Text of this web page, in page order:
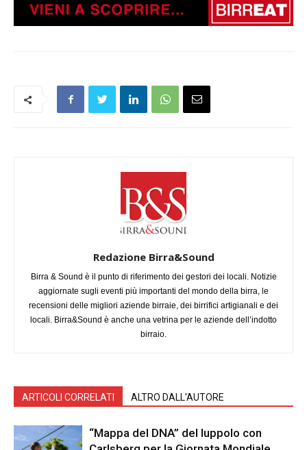
Redazione Birra&Sound
Birra & Sound è il punto di riferimento dei gestori dei locali. Notizie
aggiornate sugli eventi più importanti del mondo della birra, le
recensioni delle migliori aziende birraie, dei birrifici artigianali e dei
locali. Birra&Sound è anche una vetrina per le aziende dell’indotto
birraio.
ARTICOLI CORRELATI ALTRO DALL'AUTORE
“Mappa del DNA” del luppolo con